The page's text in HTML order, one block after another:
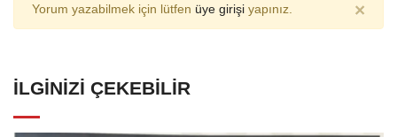
Yorum yazabilmek için lütfen üye girişi yapınız. ×
İLGINIZI ÇEKEBILIR